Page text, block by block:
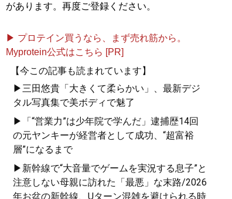
があります。再度ご登録ください。
▶ プロテイン買うなら、まず売れ筋から。
Myprotein公式はこちら [PR]
【今この記事も読まれています】
▶三田悠貴「大きくて柔らかい」、最新デジ
タル写真集で美ボディで魅了
▶「“営業力”は少年院で学んだ」逮捕歴14回
の元ヤンキーが経営者として成功、“超富裕
層”になるまで
▶新幹線で“大音量でゲームを実況する息子”と
注意しない母親に訪れた「最悪」な末路/2026
年お盆の新幹線、Uターン混雑を避けられる時